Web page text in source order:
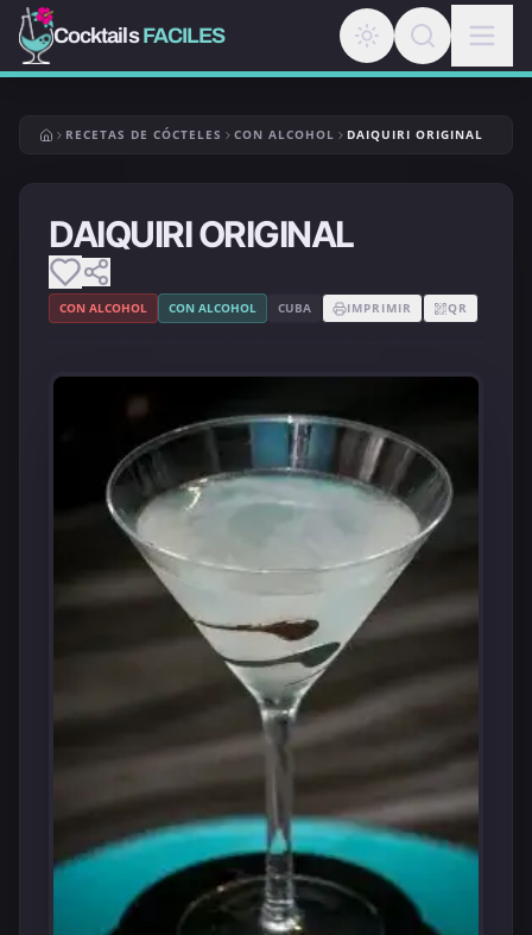
CocktailsFACILES
RECETAS DE CÓCTELES CON ALCOHOL DAIQUIRI ORIGINAL
DAIQUIRI ORIGINAL
CON ALCOHOL CON ALCOHOL CUBA IMPRIMIR QR